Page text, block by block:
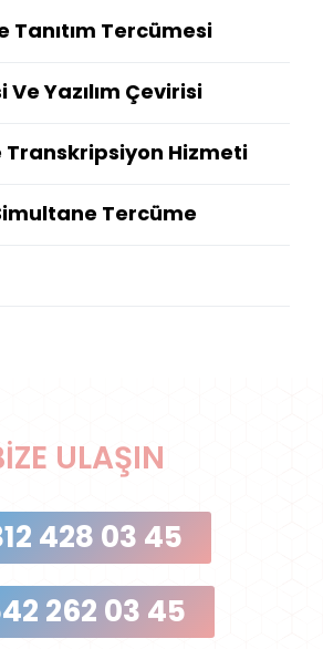
Tanıtım Tercümesi
Ve Yazılım Çevirisi
Transkripsiyon Hizmeti
Tercüme
ULAŞIN
428 03 45
262 03 45